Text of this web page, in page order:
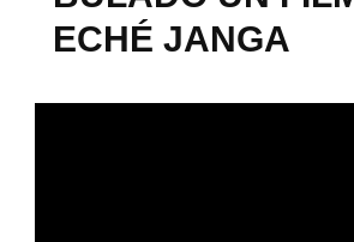
ECHÉ JANGA